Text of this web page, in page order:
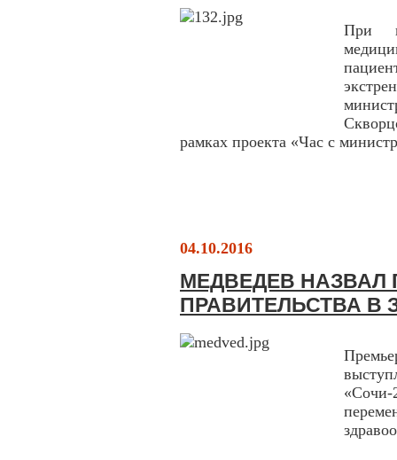
При
рамках проекта «Час с
04.10.2016
МЕДВЕДЕВ НАЗВАЛ
ПРАВИТЕЛЬСТВА В